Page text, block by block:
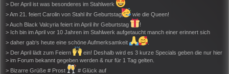
> Der April ist was besonderes im Stahlwerk
> Am 21. feiert Carolin von Stahl ihr Geburtstag
wie die Queen!
> Auch Black Valcyria feiert im April ihr Geburtstag
!
> Ich bin im April vor 10 Jahren im Stahlwerk aufgetaucht manch einer erinnert sich
> daher gab‘s heute eine schöne Aufmerksamkeit
> Der April lädt zum Feiern
ein! Deshalb wird es 3 kurze Specials geben die nur hier
> im Forum bekannt gegeben werden & nur für 1 Tag gelten.
> Bizarre Grüße # Prost
# Glück auf